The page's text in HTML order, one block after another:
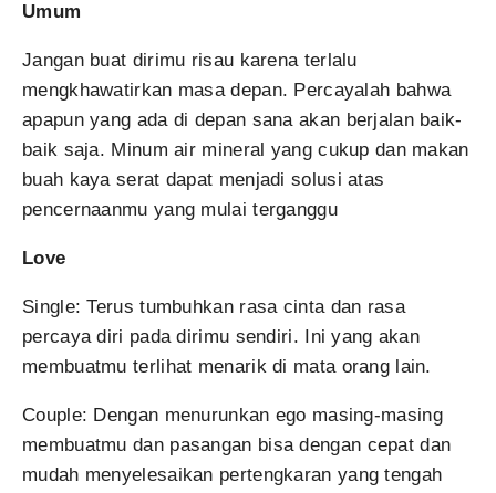
Umum
Jangan buat dirimu risau karena terlalu
mengkhawatirkan masa depan. Percayalah bahwa
apapun yang ada di depan sana akan berjalan baik-
baik saja. Minum air mineral yang cukup dan makan
buah kaya serat dapat menjadi solusi atas
pencernaanmu yang mulai terganggu
Love
Single: Terus tumbuhkan rasa cinta dan rasa
percaya diri pada dirimu sendiri. Ini yang akan
membuatmu terlihat menarik di mata orang lain.
Couple: Dengan menurunkan ego masing-masing
membuatmu dan pasangan bisa dengan cepat dan
mudah menyelesaikan pertengkaran yang tengah